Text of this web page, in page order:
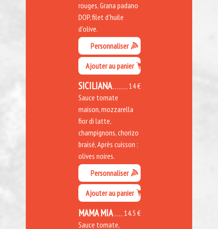
rouges, Grana padano
DOP, filet d'huile
d'olive.
Personnaliser
Ajouter au panier
14 €
SICILIANA
Sauce tomate
maison, mozzarella
fior di latte,
champignons, chorizo
braisé, Après cuisson :
olives noires.
Personnaliser
Ajouter au panier
14.5 €
MAMA MIA
Sauce tomate,